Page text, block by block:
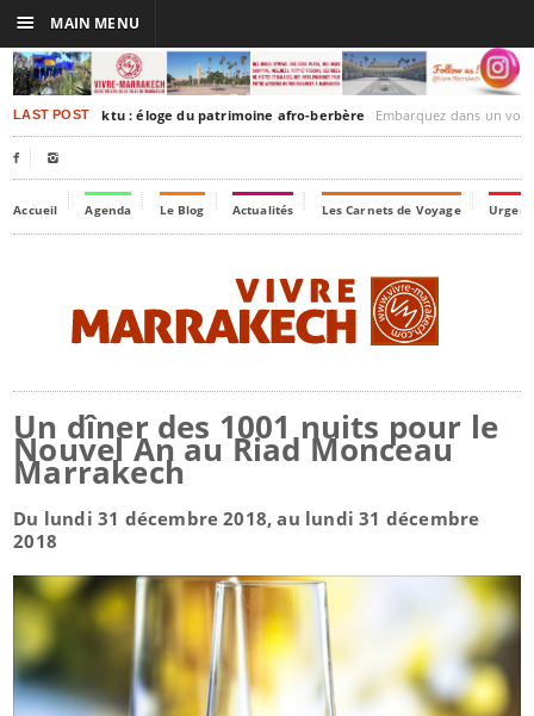
LAST POSTTimbuktu : éloge du patrimoine afro-berbère Embarquez dans un voyage culturel dans le
 
Accueil Agenda Le Blog Actualités Les Carnets de Voyage
Un dîner des 1001 nuits pour le
Nouvel An au Riad Monceau
Marrakech
Du lundi 31 décembre 2018, au lundi 31 décembre
2018
☰ MAIN MENU